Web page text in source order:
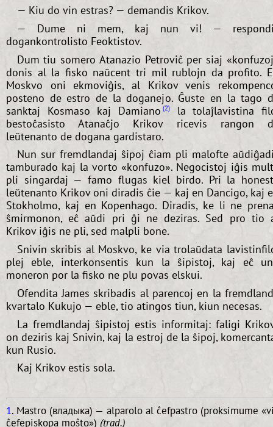
— Kiu do vin estras? — demandis Krikov.
— Dume ni mem, kaj nun vi! —
dogankontrolisto Feoktistov.
Dum tiu somero Atanazio Petroviĉ per siaj
donis al la fisko naŭcent tri mil rublojn da profito.
Moskvo oni ekmoviĝis, al Krikov venis
posteno de estro de la doganejo. Ĝuste en la tago
sanktaj Kosmaso kaj Damiano 2
la tolaĵlavistina
bestoĉasisto Atanaĉjo Krikov ricevis rangon
leŭtenanto de dogana gardistaro.
Nun sur fremdlandaj ŝipoj ĉiam pli malofte
tamburado kaj la vorto «konfuzo». Negocistoj iĝis
pli singardaj — famo flugas kiel birdo. Pri la
leŭtenanto Krikov oni diradis ĉie — kaj en Dancigo, kaj
Stokholmo, kaj en Kopenhago. Diradis, ke li ne
ŝmirmonon, eĉ aŭdi pri ĝi ne deziras. Sed pro tio
Krikov iĝis ne pli, sed malpli bone.
Snivin skribis al Moskvo, ke via trolaŭdata
plej eble, interkonsentis kun la ŝipistoj, kaj eĉ
moneron por la fisko ne plu povas elskui.
Ofendita James skribadis al parencoj en la
kvartalo Kukujo — eble, tio atingos tiun, kiun necesas.
La fremdlandaj ŝipistoj estis informitaj: faligi
on deziris kaj Snivin, kaj la estroj de la ŝipoj,
kun Rusio.
Kaj Krikov estis sola.
1. Mastro (владыка) — alparolo al ĉefpastro (proksimume
ĉefepiskopa moŝto») (trad.)